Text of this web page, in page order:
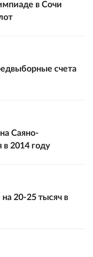
в Сочи
счета
Саяно-
2014 году
20-25 тысяч в